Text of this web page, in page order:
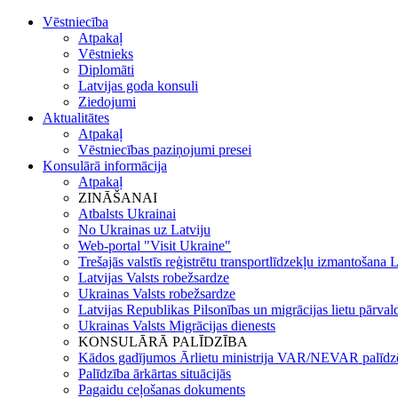
Vēstniecība
Atpakaļ
Vēstnieks
Diplomāti
Latvijas goda konsuli
Ziedojumi
Aktualitātes
Atpakaļ
Vēstniecības paziņojumi presei
Konsulārā informācija
Atpakaļ
ZINĀŠANAI
Atbalsts Ukrainai
No Ukrainas uz Latviju
Web-portal "Visit Ukraine"
Trešajās valstīs reģistrētu transportlīdzekļu izmantošana
Latvijas Valsts robežsardze
Ukrainas Valsts robežsardze
Latvijas Republikas Pilsonības un migrācijas lietu
Ukrainas Valsts Mіgrācijas dienests
KONSULĀRĀ PALĪDZĪBA
Kādos gadījumos Ārlietu ministrija VAR/NEVAR
Palīdzība ārkārtas situācijās
Pagaidu ceļošanas dokuments